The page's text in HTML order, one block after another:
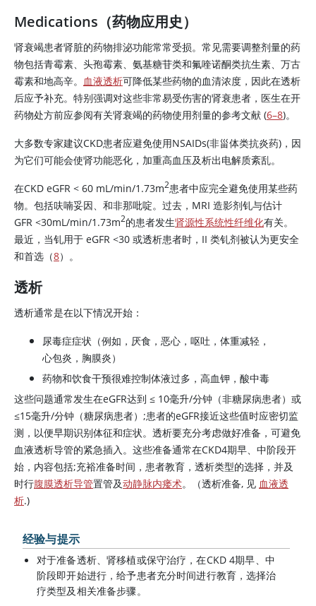
Medications（药物应用史）
肾衰竭患者肾脏的药物排泌功能常常受损。常见需要调整剂量的药
物包括青霉素、头孢霉素、氨基糖苷类和氟喹诺酮类抗生素、万古
霉素和地高辛。 血液透析可降低某些药物的血清浓度，因此在透析
后应予补充。特别强调对这些非常易受伤害的肾衰患者，医生在开
药物处方前应参阅有关肾衰竭的药物使用剂量的参考文献 (6–8)。
大多数专家建议CKD患者应避免使用NSAIDs(非甾体类抗炎药)，因
为它们可能会使肾功能恶化，加重高血压及析出电解质紊乱。
在CKD eGFR < 60 mL/min/1.73m2患者中应完全避免使用某些药
物。包括呋喃妥因、和非那吡啶。过去，MRI 造影剂钆与估计
GFR <30mL/min/1.73m2的患者发生肾源性系统性纤维化有关。
最近，当钆用于 eGFR <30 或透析患者时，II 类钆剂被认为更安全
和首选（8）。
透析
透析通常是在以下情况开始：
尿毒症症状（例如，厌食，恶心，呕吐，体重减轻，
心包炎，胸膜炎）
药物和饮食干预很难控制体液过多，高血钾，酸中毒
这些问题通常发生在eGFR达到 ≤ 10毫升/分钟（非糖尿病患者）或
≤15毫升/分钟（糖尿病患者）;患者的eGFR接近这些值时应密切监
测，以便早期识别体征和症状。透析要充分考虑做好准备，可避免
血液透析导管的紧急插入。这些准备通常在CKD4期早、中阶段开
始，内容包括;充裕准备时间，患者教育，透析类型的选择，并及
时行腹膜透析导管置管及动静脉内瘘术。（透析准备, 见 血液透
析.)
经验与提示
对于准备透析、肾移植或保守治疗，在CKD 4期早、中
阶段即开始进行，给予患者充分时间进行教育，选择治
疗类型及相关准备步骤。